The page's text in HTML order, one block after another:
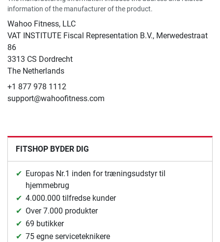
information of the manufacturer of the product.
Wahoo Fitness, LLC
VAT INSTITUTE Fiscal Representation B.V., Merwedestraat
86
3313 CS Dordrecht
The Netherlands
+1 877 978 1112
support@wahoofitness.com
FITSHOP BYDER DIG
Europas Nr.1 inden for træningsudstyr til
hjemmebrug
4.000.000 tilfredse kunder
Over 7.000 produkter
69 butikker
75 egne serviceteknikere